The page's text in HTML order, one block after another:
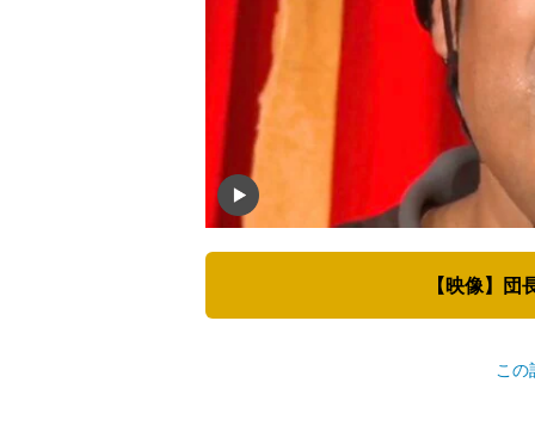
【映像】団
この